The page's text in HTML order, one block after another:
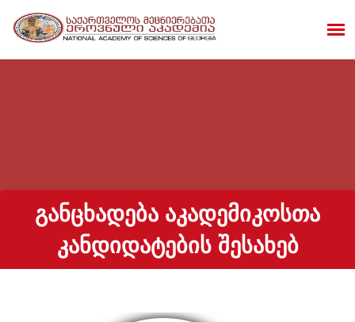
ᲒᲐᲜᲪᲮᲐᲓᲔᲑᲐ ᲐᲙᲐᲓᲔᲛᲘᲙᲝᲡᲗᲐ
ᲙᲐᲜᲓᲘᲓᲐᲢᲔᲑᲘᲡ ᲨᲔᲡᲐᲮᲔᲑ